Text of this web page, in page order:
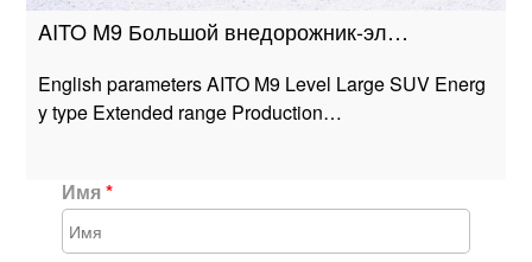
AITO M9 Большой внедорожник-эл…
English parameters AITO M9 Level Large SUV Energ
y type Extended range Production…
Имя*